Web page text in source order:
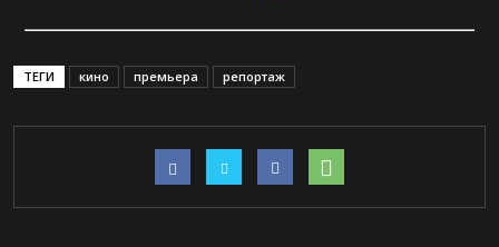
ТЕГИ кино премьера репортаж